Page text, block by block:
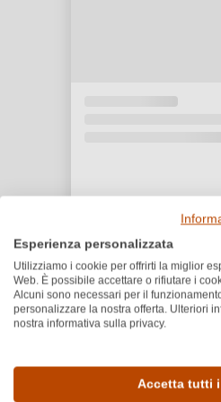
Esperienza personalizzata
Utilizziamo i cookie per offrirti la miglior
Web. È possibile accettare o rifiutare i
Alcuni sono necessari per il
personalizzare la nostra offerta. Ulteriori
nostra informativa sulla privacy.
Accetta tutti